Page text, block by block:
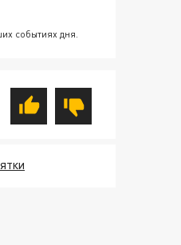
событиях дня.